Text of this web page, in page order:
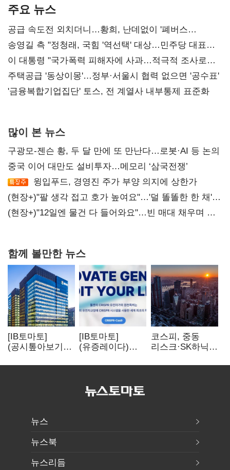
주요 뉴스
공급 속도전 외치더니…황희, 난데없이 '폐버스
리모델링' 제안
송영길 측 "정청래, 국힘 '역선택' 대상…민주당 대표로
총선 지휘 못해"
이 대통령 "국가폭력 피해자에 사과…적극적 조사로
진실 밝혀야"
주택공급 '동상이몽'…정부·서울시 협력 없으면 '공수표'
'금융복합기업집단' 토스, 전 계열사 내부통제 표준화
많이 본 뉴스
구광모-젠슨 황, 두 달 만에 또 만난다…로봇·AI 등 논의
중국 이어 대만도 설비투자…메모리 ‘삼국전쟁’
윙입푸드, 경영진 주가 부양 의지에 상한가
(현장+)"팔 생각 접고 호가 높여요"…'덜 똘똘한 한 채'
20억 키맞추기
(현장+)"12일엔 물건 다 들어와요"…빈 매대 채우며 문
함께 볼만한 뉴스
[IB토마토]
(공시톺아보기)
바로 매출로
[IB토마토]
(유증레이다)
3분의 1 토막…
비용부터 챙긴다
코스피, 중동
리스크·SK하닉
뒷걸음
뉴스
뉴스북
뉴스리듬